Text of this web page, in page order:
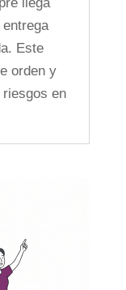
Este
orden y
en